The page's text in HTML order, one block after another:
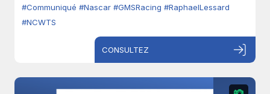
#Communiqué #Nascar #GMSRacing #RaphaelLessard
#NCWTS
CONSULTEZ